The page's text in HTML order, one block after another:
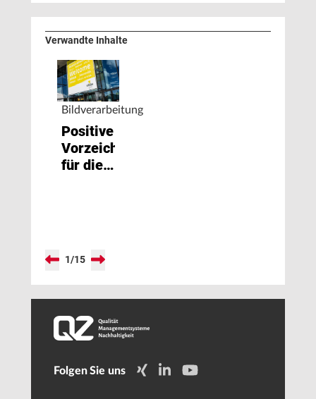
Verwandte Inhalte
Bildverarbeitung
Positive
Vorzeichen
für die
1/15
Folgen Sie uns